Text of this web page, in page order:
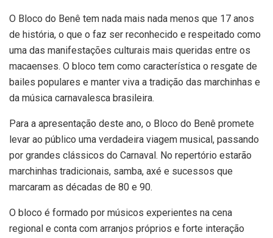
O Bloco do Benê tem nada mais nada menos que 17 anos
de história, o que o faz ser reconhecido e respeitado como
uma das manifestações culturais mais queridas entre os
macaenses. O bloco tem como característica o resgate de
bailes populares e manter viva a tradição das marchinhas e
da música carnavalesca brasileira.
Para a apresentação deste ano, o Bloco do Benê promete
levar ao público uma verdadeira viagem musical, passando
por grandes clássicos do Carnaval. No repertório estarão
marchinhas tradicionais, samba, axé e sucessos que
marcaram as décadas de 80 e 90.
O bloco é formado por músicos experientes na cena
regional e conta com arranjos próprios e forte interação